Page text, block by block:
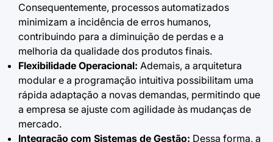
Consequentemente, processos automatizados
minimizam a incidência de erros humanos,
contribuindo para a diminuição de perdas e a
melhoria da qualidade dos produtos finais.
Flexibilidade Operacional: Ademais, a arquitetura
modular e a programação intuitiva possibilitam uma
rápida adaptação a novas demandas, permitindo que
a empresa se ajuste com agilidade às mudanças de
mercado.
Integração com Sistemas de Gestão: Dessa forma, a